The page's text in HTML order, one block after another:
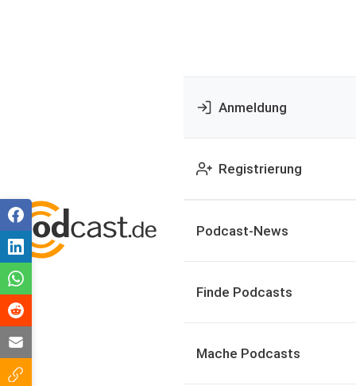
Anmeldung
Registrierung
Podcast-News
Finde Podcasts
Mache Podcasts